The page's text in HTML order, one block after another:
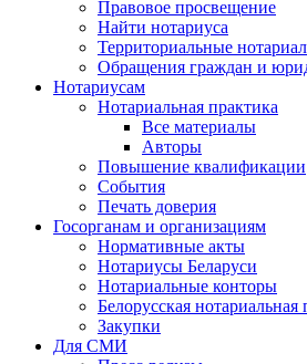
Правовое просвещение
Найти нотариуса
Территориальные
Обращения граждан и
Нотариусам
Нотариальная практика
Все материалы
Авторы
Повышение квалификации
События
Печать доверия
Госорганам и организациям
Нормативные акты
Нотариусы Беларуси
Нотариальные конторы
Белорусская нотариальная
Закупки
Для СМИ